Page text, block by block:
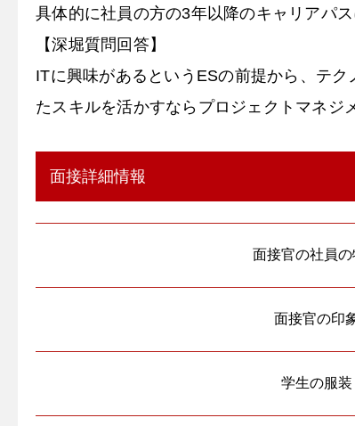
具体的に社員の方の3年以降のキャリアパ
【深堀質問回答】
ITに興味があるというESの前提から、テ
たスキルを活かすならプロジェクトマネジ
面接詳細情報
面接官の社員
面接官の印
学生の服装